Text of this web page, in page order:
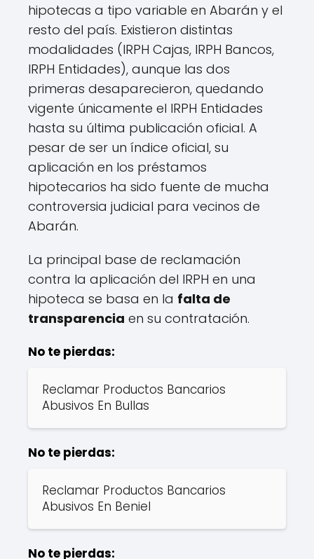
hipotecas a tipo variable en Abarán y el
resto del país. Existieron distintas
modalidades (IRPH Cajas, IRPH Bancos,
IRPH Entidades), aunque las dos
primeras desaparecieron, quedando
vigente únicamente el IRPH Entidades
hasta su última publicación oficial. A
pesar de ser un índice oficial, su
aplicación en los préstamos
hipotecarios ha sido fuente de mucha
controversia judicial para vecinos de
Abarán.
La principal base de reclamación
contra la aplicación del IRPH en una
hipoteca se basa en la falta de
transparencia en su contratación.
No te pierdas:
Reclamar Productos Bancarios
Abusivos En Bullas
No te pierdas:
Reclamar Productos Bancarios
Abusivos En Beniel
No te pierdas: